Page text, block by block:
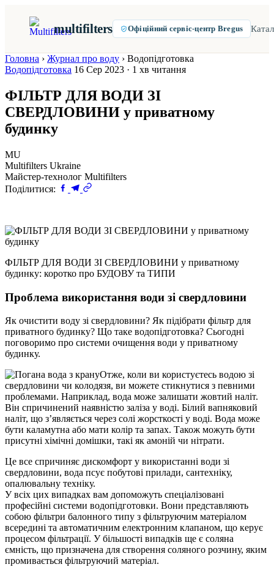
multifilters Офіційний сервіс-центр Bregus
Головна › Журнал про воду › Водопідготовка
Водопідготовка 16 Сер 2023 · 1 хв читання
ФІЛЬТР ДЛЯ ВОДИ ЗІ
СВЕРДЛОВИНИ у приватному
будинку
MU
Multifilters Ukraine
Майстер-технолог Multifilters
Поділитися:
ФІЛЬТР ДЛЯ ВОДИ ЗІ СВЕРДЛОВИНИ у приватному
будинку: коротко про БУДОВУ та ТИПИ
Проблема використання води зі свердловини
Як очистити воду зі свердловини? Як підібрати фільтр для
приватного будинку? Що таке водопідготовка? Сьогодні
поговоримо про системи очищення води у приватному
будинку.
Отже, коли ви користуєтесь водою зі
свердловини чи колодязя, ви можете стикнутися з певними
проблемами. Наприклад, вода може залишати жовтий наліт.
Він спричинений наявністю заліза у воді. Білий вапняковий
наліт, що з’являється через солі жорсткості у воді. Вода може
бути каламутна або мати колір та запах. Також можуть бути
присутні хімічні домішки, такі як амоній чи нітрати.
Це все спричиняє дискомфорт у використанні води зі
свердловини, вода псує побутові прилади, сантехніку,
опалювальну техніку.
У всіх цих випадках вам допоможуть спеціалізовані
професійні системи водопідготовки. Вони представляють
собою фільтри балонного типу з фільтруючим матеріалом
всередині та автоматичним електронним клапаном, що керує
процесом фільтрації. У більшості випадків ще є соляна
ємність, що призначена для створення соляного розчину, яким
промивається фільтруючий матеріал.